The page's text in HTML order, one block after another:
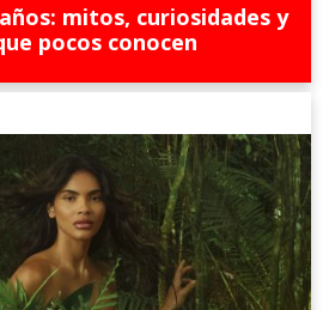
mitos, curiosidades y
pocos conocen